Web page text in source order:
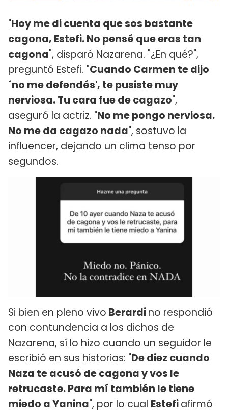
"Hoy me di cuenta que sos bastante
cagona, Estefi. No pensé que eras tan
cagona", disparó Nazarena. "¿En qué?",
preguntó Estefi. "Cuando Carmen te dijo
´no me defendés', te pusiste muy
nerviosa. Tu cara fue de cagazo",
aseguró la actriz. "No me pongo nerviosa.
No me da cagazo nada", sostuvo la
influencer, dejando un clima tenso por
segundos.
Si bien en pleno vivo Berardino respondió
con contundencia a los dichos de
Nazarena, sí lo hizo cuando un seguidor le
escribió en sus historias: "De diez cuando
Naza te acusó de cagona y vos le
retrucaste. Para mí también le tiene
miedo a Yanina", por lo cual Estefiafirmó